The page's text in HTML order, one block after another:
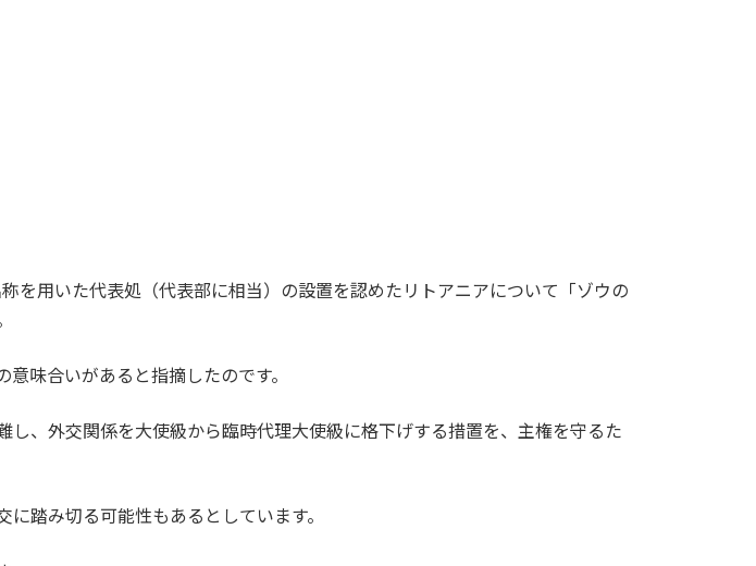
を用いた代表処（代表部に相当）の設置を認めたリトアニアについて「ゾウの
味合いがあると指摘したのです。
、外交関係を大使級から臨時代理大使級に格下げする措置を、主権を守るた
踏み切る可能性もあるとしています。